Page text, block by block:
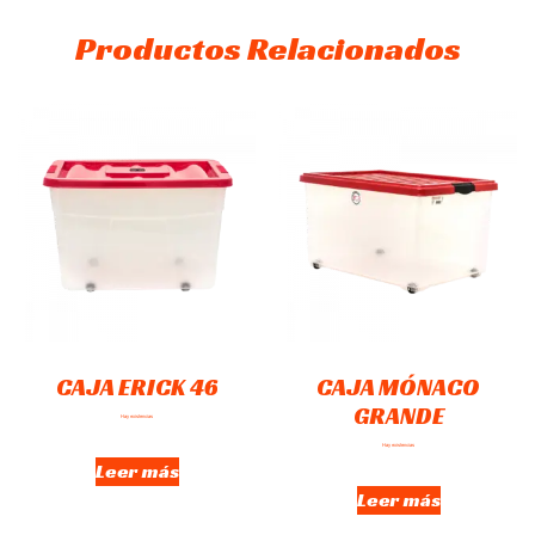
Productos Relacionados
CAJA ERICK 46
Hay existencias
Leer más
CAJA MÓNACO
GRANDE
Hay existencias
Leer más